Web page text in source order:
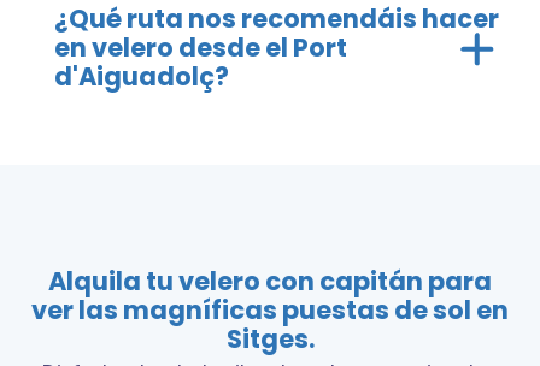
¿Qué ruta nos recomendáis hacer
en velero desde el Port
d'Aiguadolç?
Alquila tu velero con capitán para
ver las magníficas puestas de sol en
Sitges.